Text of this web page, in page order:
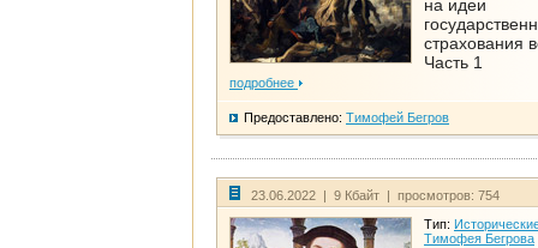
на идеи
страхования
Часть 1
подробнее
Предоставлено: Тимофей Бегров
23.06.2022 | 9 Кбайт | просмотров: 754
Тип:
Тимофея Бегрова